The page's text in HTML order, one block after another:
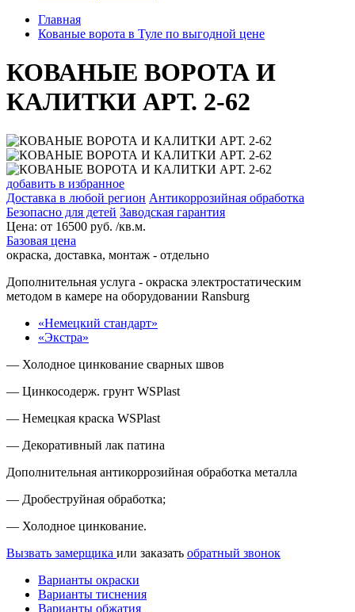
Главная
Кованые ворота в Туле по выгодной цене
КОВАНЫЕ ВОРОТА И
КАЛИТКИ АРТ. 2-62
добавить в избранное
Доставка в любой регион Антикоррозийная обработка
Безопасно для детей Заводская гарантия
Цена: от 16500 руб. /кв.м.
Базовая цена
окраска, доставка, монтаж - отдельно
Дополнительная услуга - окраска электростатическим
методом в камере на оборудовании Ransburg
«Немецкий стандарт»
«Экстра»
— Холодное цинкование сварных швов
— Цинкосодерж. грунт WSPlast
— Немецкая краска WSPlast
— Декоративный лак патина
Дополнительная антикоррозийная обработка металла
— Дробеструйная обработка;
— Холодное цинкование.
Вызвать замерщика или заказать обратный звонок
Варианты окраски
Варианты тиснения
Варианты обжатия